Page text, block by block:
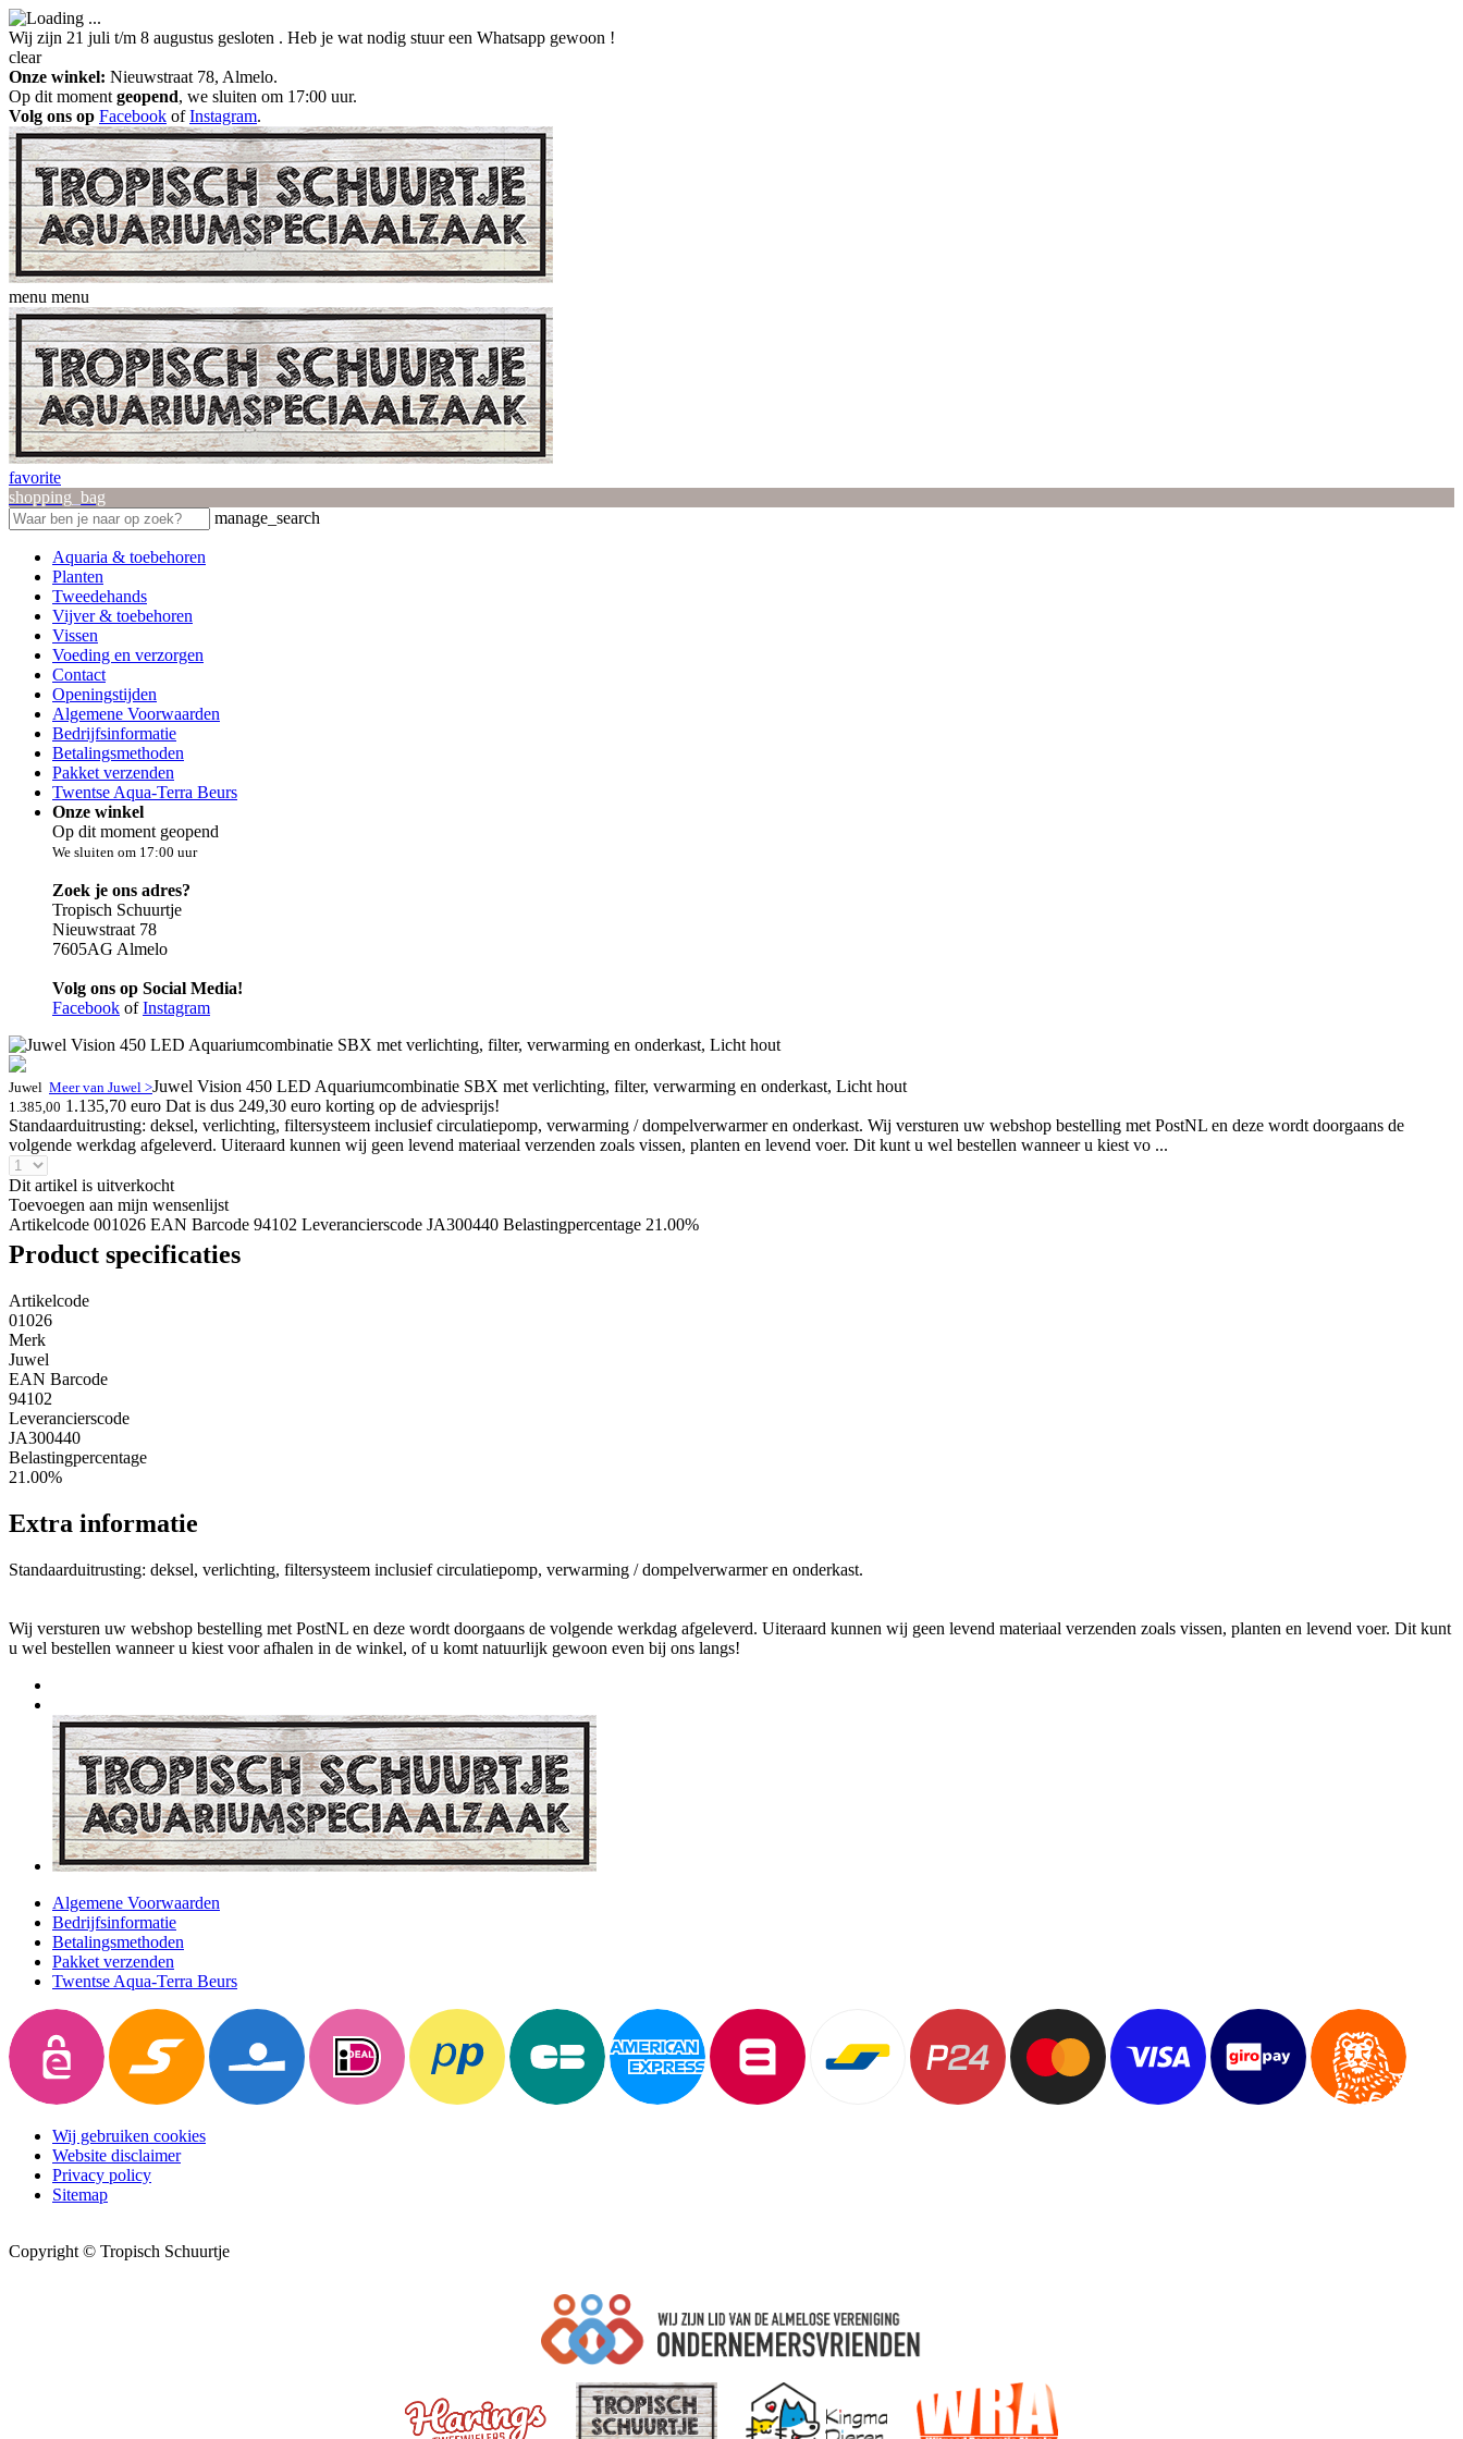
Wij zijn 21 juli t/m 8 augustus gesloten . Heb je wat nodig stuur een Whatsapp gewoon !
clear
Onze winkel: Nieuwstraat 78, Almelo.
Op dit moment geopend, we sluiten om 17:00 uur.
Volg ons op Facebook ofInstagram.
menu menu
favorite
shopping_bag
manage_search
Aquaria & toebehoren
Planten
Tweedehands
Vijver & toebehoren
Vissen
Voeding en verzorgen
Contact
Openingstijden
Algemene Voorwaarden
Bedrijfsinformatie
Betalingsmethoden
Pakket verzenden
Twentse Aqua-Terra Beurs
Onze winkel
Op dit moment geopend
We sluiten om 17:00 uur
Zoek je ons adres?
Tropisch Schuurtje
Nieuwstraat 78
7605AG Almelo
Volg ons op Social Media!
Facebook ofInstagram
Juwel Meer van Juwel >Juwel Vision 450 LED Aquariumcombinatie SBX met verlichting, filter, verwarming en onderkast, Licht hout
1.385,00 1.135,70 euro Dat is dus 249,30 euro korting op de adviesprijs!
Standaarduitrusting: deksel, verlichting, filtersysteem inclusief circulatiepomp, verwarming / dompelverwarmer en onderkast. Wij versturen uw webshop bestelling met PostNL en deze wordt doorgaans de
volgende werkdag afgeleverd. Uiteraard kunnen wij geen levend materiaal verzenden zoals vissen, planten en levend voer. Dit kunt u wel bestellen wanneer u kiest vo ...
Dit artikel is uitverkocht
Toevoegen aan mijn wensenlijst
Artikelcode 001026 EAN Barcode 94102 Leverancierscode JA300440 Belastingpercentage 21.00%
Product specificaties
Artikelcode
01026
Merk
Juwel
EAN Barcode
94102
Leverancierscode
JA300440
Belastingpercentage
21.00%
Extra informatie
Standaarduitrusting: deksel, verlichting, filtersysteem inclusief circulatiepomp, verwarming / dompelverwarmer en onderkast.
Wij versturen uw webshop bestelling met PostNL en deze wordt doorgaans de volgende werkdag afgeleverd. Uiteraard kunnen wij geen levend materiaal verzenden zoals vissen, planten en levend voer. Dit kunt
u wel bestellen wanneer u kiest voor afhalen in de winkel, of u komt natuurlijk gewoon even bij ons langs!
Algemene Voorwaarden
Bedrijfsinformatie
Betalingsmethoden
Pakket verzenden
Twentse Aqua-Terra Beurs
Wij gebruiken cookies
Website disclaimer
Privacy policy
Sitemap
Copyright © Tropisch Schuurtje